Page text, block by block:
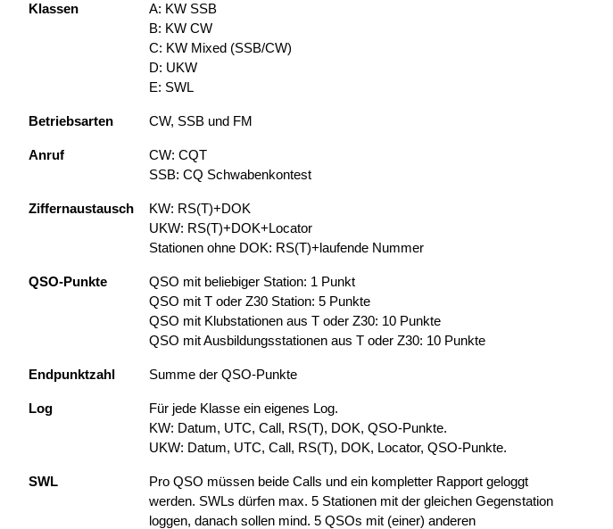
Klassen
A: KW SSB
B: KW CW
C: KW Mixed (SSB/CW)
D: UKW
E: SWL
Betriebsarten CW, SSB und FM
Anruf
CW: CQT
SSB: CQ Schwabenkontest
Ziffernaustausch
KW: RS(T)+DOK
UKW: RS(T)+DOK+Locator
Stationen ohne DOK: RS(T)+laufende Nummer
QSO-Punkte
QSO mit beliebiger Station: 1 Punkt
QSO mit T oder Z30 Station: 5 Punkte
QSO mit Klubstationen aus T oder Z30: 10 Punkte
QSO mit Ausbildungsstationen aus T oder Z30: 10 Punkte
Endpunktzahl Summe der QSO-Punkte
Log
Für jede Klasse ein eigenes Log.
KW: Datum, UTC, Call, RS(T), DOK, QSO-Punkte.
UKW: Datum, UTC, Call, RS(T), DOK, Locator, QSO-Punkte.
SWL
Pro QSO müssen beide Calls und ein kompletter Rapport geloggt
werden. SWLs dürfen max. 5 Stationen mit der gleichen Gegenstation
loggen, danach sollen mind. 5 QSOs mit (einer) anderen